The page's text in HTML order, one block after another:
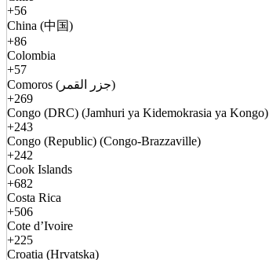
+56
China (中国)
+86
Colombia
+57
Comoros (جزر القمر)
+269
Congo (DRC) (Jamhuri ya Kidemokrasia ya Kongo)
+243
Congo (Republic) (Congo-Brazzaville)
+242
Cook Islands
+682
Costa Rica
+506
Cote d’Ivoire
+225
Croatia (Hrvatska)